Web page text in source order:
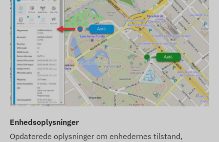
Enhedsoplysninger
Opdaterede oplysninger om enhedernes tilstand,